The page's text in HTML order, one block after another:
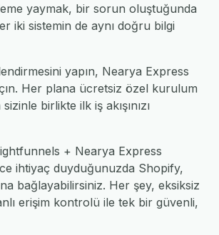
yaymak, bir sorun oluştuğunda
iki sistemin de aynı doğru bilgi
yapın, Nearya Express
Her plana ücretsiz özel kurulum
birlikte ilk iş akışınızı
+ Nearya Express
ihtiyaç duyduğunuzda Shopify,
bağlayabilirsiniz. Her şey, eksiksiz
erişim kontrolü ile tek bir güvenli,